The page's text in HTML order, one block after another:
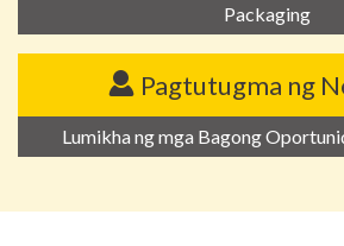
Packaging
Pagtutugma ng
Lumikha ng mga Bagong